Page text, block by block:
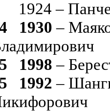
1924 –
1930 –
1998 –
1992 –